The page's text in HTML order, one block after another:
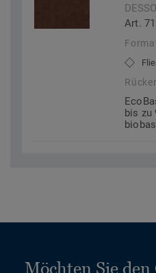
Art.
bis zu
Möchten Sie